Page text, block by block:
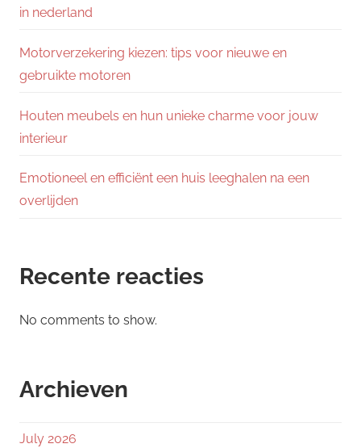
in nederland
Motorverzekering kiezen: tips voor nieuwe en
gebruikte motoren
Houten meubels en hun unieke charme voor jouw
interieur
Emotioneel en efficiënt een huis leeghalen na een
overlijden
Recente reacties
No comments to show.
Archieven
July 2026